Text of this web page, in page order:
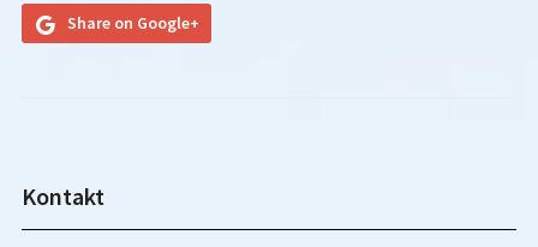
Share on Google+
Kontakt